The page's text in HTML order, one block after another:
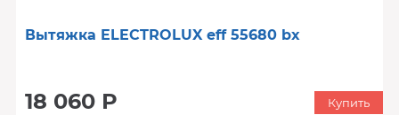
Вытяжка ELECTROLUX eff 55680 bx
18 060 Р Купить